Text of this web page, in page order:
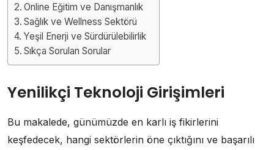
Online Eğitim ve Danışmanlık
Sağlık ve Wellness Sektörü
Yeşil Enerji ve Sürdürülebilirlik
Sıkça Sorulan Sorular
Yenilikçi Teknoloji Girişimleri
Bu makalede, günümüzde en karlı iş fikirlerini
keşfedecek, hangi sektörlerin öne çıktığını ve başarılı